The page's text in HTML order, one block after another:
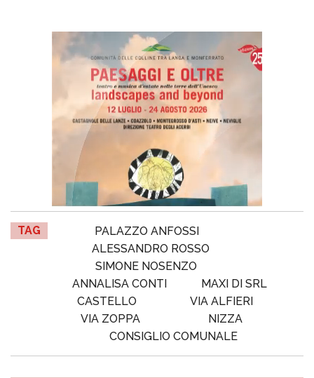
TAG
PALAZZO ANFOSSI
ALESSANDRO ROSSO
SIMONE NOSENZO
ANNALISA CONTI
MAXI DI SRL
CASTELLO
VIA ALFIERI
VIA ZOPPA
NIZZA
CONSIGLIO COMUNALE